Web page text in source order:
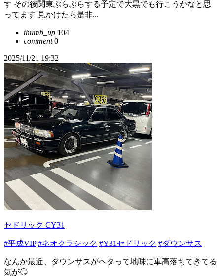
す その後関東ぶらぶらする予定で大黒でも行こうかなと思
ってます 見かけたら是非...
thumb_up 104
comment0
2025/11/21 19:32
セドリック CY31
#平成VIP #ネオクラシック #Y31セドリック #ダウンサス
なんか最近、ダウンサスがヘタって地味に車高落ちてきてる
気が😏